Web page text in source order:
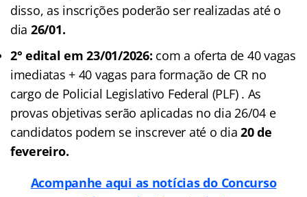
disso, as inscrições poderão ser realizadas até o
dia 26/01.
2° edital em 23/01/2026: com a oferta de 40 vagas
imediatas + 40 vagas para formação de CR no
cargo de Policial Legislativo Federal (PLF) . As
provas objetivas serão aplicadas no dia 26/04 e
candidatos podem se inscrever até o dia20 de
fevereiro.
Acompanhe aqui as notícias do Concurso